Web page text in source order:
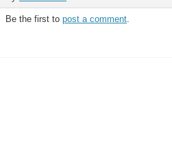
Be the first to post a comment.